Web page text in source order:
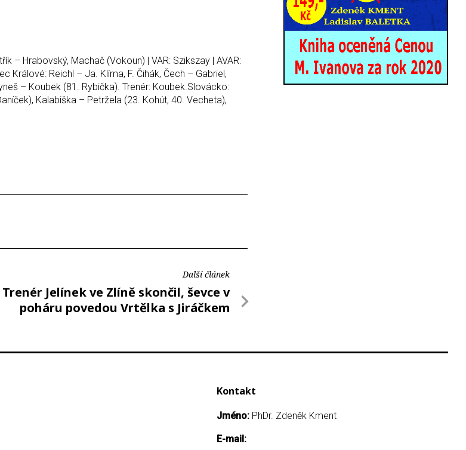
– Hrabovský, Machač (Vokoun) | VAR: Szikszay | AVAR:
Králové: Reichl – Ja. Klíma, F. Čihák, Čech – Gabriel,
– Koubek (81. Rybička). Trenér: Koubek.Slovácko:
Kalabiška – Petržela (23. Kohút, 40. Vecheta),
Další článek
Trenér Jelínek ve Zlíně skončil, ševce v
poháru povedou Vrtělka s Jiráčkem
Kontakt
Jméno: PhDr. Zdeněk Kment
E-mail: